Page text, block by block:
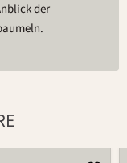
der